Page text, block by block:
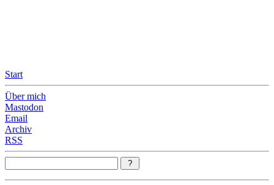
Start
Über mich
Mastodon
Email
Archiv
RSS